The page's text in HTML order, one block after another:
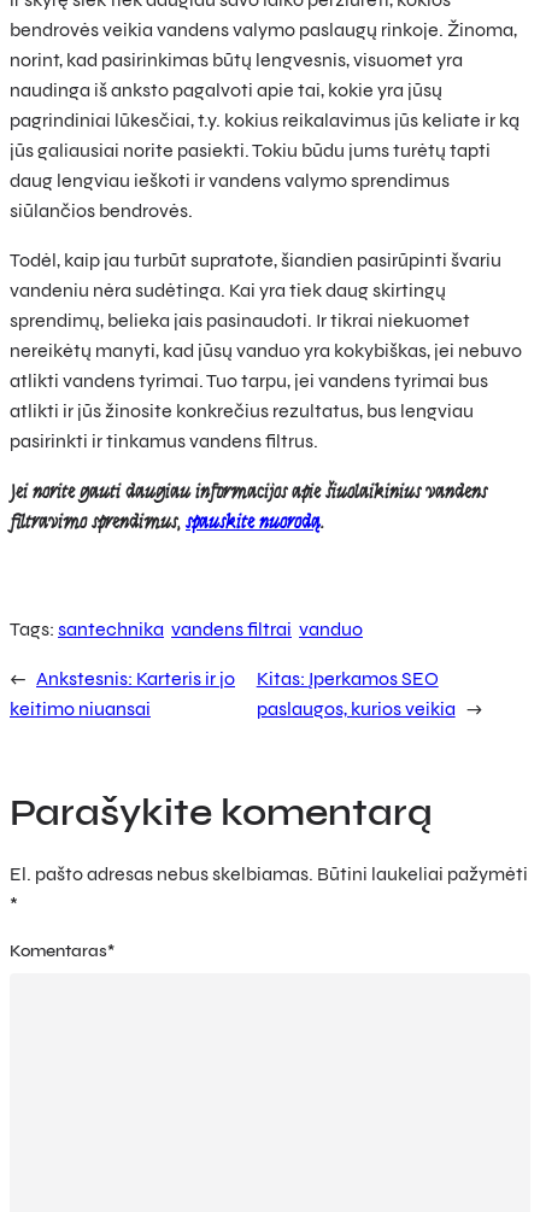
bendrovės veikia vandens valymo paslaugų rinkoje. Žinoma,
norint, kad pasirinkimas būtų lengvesnis, visuomet yra
naudinga iš anksto pagalvoti apie tai, kokie yra jūsų
pagrindiniai lūkesčiai, t.y. kokius reikalavimus jūs keliate ir ką
jūs galiausiai norite pasiekti. Tokiu būdu jums turėtų tapti
daug lengviau ieškoti ir vandens valymo sprendimus
siūlančios bendrovės.
Todėl, kaip jau turbūt supratote, šiandien pasirūpinti švariu
vandeniu nėra sudėtinga. Kai yra tiek daug skirtingų
sprendimų, belieka jais pasinaudoti. Ir tikrai niekuomet
nereikėtų manyti, kad jūsų vanduo yra kokybiškas, jei nebuvo
atlikti vandens tyrimai. Tuo tarpu, jei vandens tyrimai bus
atlikti ir jūs žinosite konkrečius rezultatus, bus lengviau
pasirinkti ir tinkamus vandens filtrus.
Jei norite gauti daugiau informacijos apie šiuolaikinius vandens
filtravimo sprendimus, spauskite nuorodą.
Tags: santechnika vandens filtrai vanduo
← Ankstesnis: Karteris ir jo
keitimo niuansai
Kitas: Įperkamos SEO
paslaugos, kurios veikia →
Parašykite komentarą
El. pašto adresas nebus skelbiamas. Būtini laukeliai pažymėti
*
Komentaras*